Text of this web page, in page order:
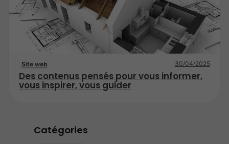
Catégories
Site web 30/04/2025
Des contenus pensés pour vous informer,
vous inspirer, vous guider